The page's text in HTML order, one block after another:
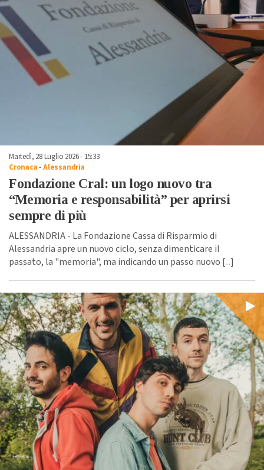
Martedì, 28 Luglio 2026 - 15:33
Cronaca-Alessandria
Fondazione Cral: un logo nuovo tra
“Memoria e responsabilità” per aprirsi
sempre di più
ALESSANDRIA - La Fondazione Cassa di Risparmio di
Alessandria apre un nuovo ciclo, senza dimenticare il
passato, la "memoria", ma indicando un passo nuovo [...]